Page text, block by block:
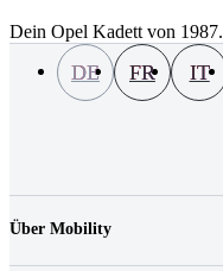
Dein Opel Kadett von 1987.
Über Mobility
DE FR IT